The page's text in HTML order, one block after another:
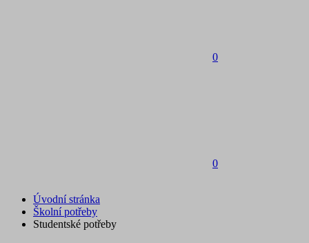
0
0
Úvodní stránka
Školní potřeby
Studentské potřeby